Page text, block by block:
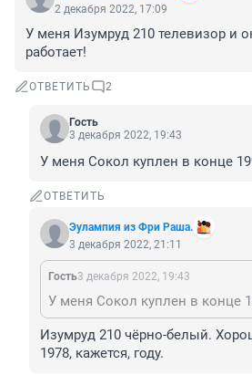
2 декабря 2022, 17:09
У меня Изумруд 210 телевизор и
работает!
ОТВЕТИТЬ 2
Гость
3 декабря 2022, 19:43
У меня Сокол куплен в конце
ОТВЕТИТЬ
Эулампия из Фри Раша.
3 декабря 2022, 21:11
Гость3 декабря 2022, 19:43
У меня Сокол куплен в конце
Изумруд 210 чёрно-белый.
1978, кажется, году.